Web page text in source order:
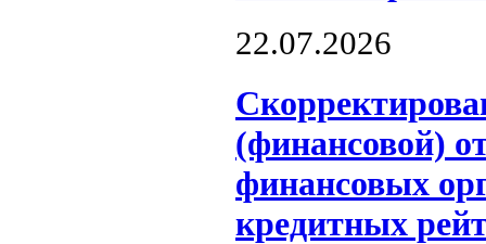
22.07.2026
(финансовой)
финансовых
кредитных